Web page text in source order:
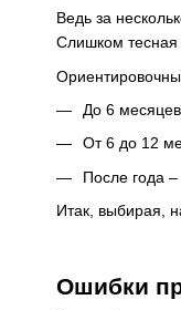
Ведь за
Слишком тесная
До 6
От 6 до 12
После года –
Итак, выбирая,
Ошибки